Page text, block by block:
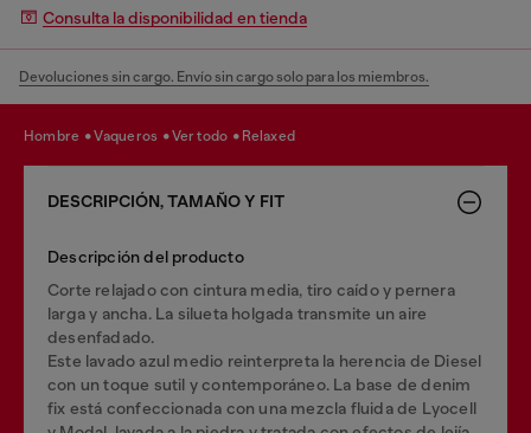
Consulta la disponibilidad en tienda
Devoluciones sin cargo. Envío sin cargo solo para los miembros.
hombre vaqueros ver todo relaxed
DESCRIPCIÓN, TAMAÑO Y FIT
Descripción del producto
Corte relajado con cintura media, tiro caído y pernera
larga y ancha. La silueta holgada transmite un aire
desenfadado.
Este lavado azul medio reinterpreta la herencia de Diesel
con un toque sutil y contemporáneo. La base de denim
fix está confeccionada con una mezcla fluida de Lyocell